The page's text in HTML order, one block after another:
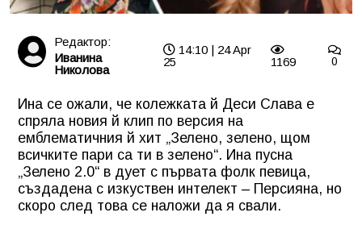
Редактор:
Иванина
Николова
14:10 | 24 Apr
25
1169 0
Ина се ожали, че колежката й Деси Слава е
спряла новия й клип по версия на
емблематичния й хит „Зелено, зелено, щом
всичките пари са ти в зелено“. Ина пусна
„Зелено 2.0“ в дует с първата фолк певица,
създадена с изкуствен интелект – Персияна, но
скоро след това се наложи да я свали.